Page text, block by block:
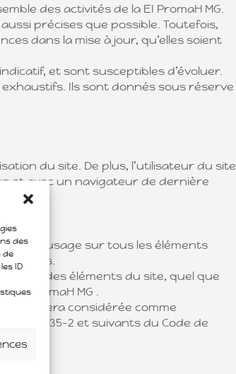
des
de
ID
des activités de la EI PromaH MG.
précises que possible. Toutefois,
dans la mise à jour, qu’elles soient
et sont susceptibles d’évoluer.
Ils sont donnés sous réserve
du site. De plus, l’utilisateur du site
et avec un navigateur de dernière
d’usage sur tous les éléments
logiciels.
des éléments du site, quel que
EI PromaH MG .
sera considérée comme
L.335-2 et suivants du Code de